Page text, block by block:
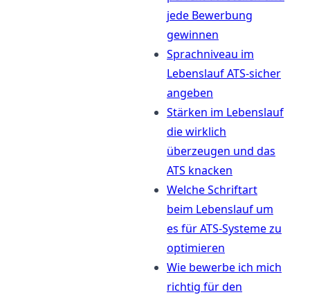
jede Bewerbung
gewinnen
Sprachniveau im
Lebenslauf ATS-sicher
angeben
Stärken im Lebenslauf
die wirklich
überzeugen und das
ATS knacken
Welche Schriftart
beim Lebenslauf um
es für ATS-Systeme zu
optimieren
Wie bewerbe ich mich
richtig für den